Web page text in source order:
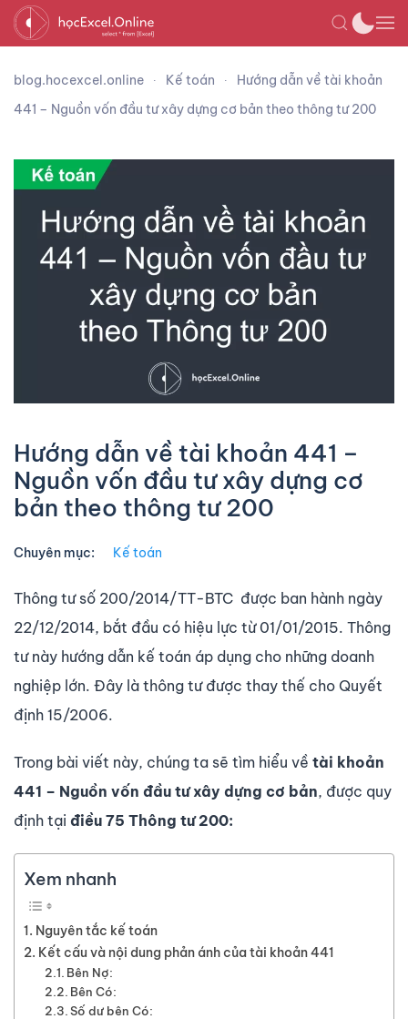
blog.hocexcel.online Kế toán
Hướng dẫn về tài khoản
441 – Nguồn vốn đầu tư xây dựng cơ bản theo thông tư 200
Hướng dẫn về tài khoản 441 –
Nguồn vốn đầu tư xây dựng cơ
bản theo thông tư 200
Chuyên mục: Kế toán
Thông tư số 200/2014/TT-BTC được ban hành ngày
22/12/2014, bắt đầu có hiệu lực từ 01/01/2015. Thông
tư này hướng dẫn kế toán áp dụng cho những doanh
nghiệp lớn. Đây là thông tư được thay thế cho Quyết
định 15/2006.
Trong bài viết này, chúng ta sẽ tìm hiểu về tài khoản
441 – Nguồn vốn đầu tư xây dựng cơ bản, được quy
định tại điều 75 Thông tư 200:
Xem nhanh
Nguyên tắc kế toán
Kết cấu và nội dung phản ánh của tài khoản 441
Bên Nợ:
Bên Có:
Số dư bên Có: